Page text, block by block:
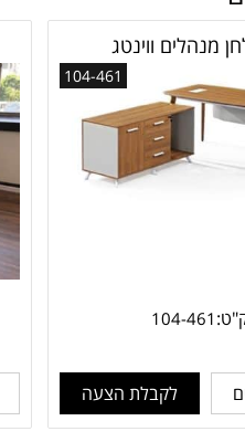
מנהלים ווינטג
104-461
104-461
לקבלת הצעה